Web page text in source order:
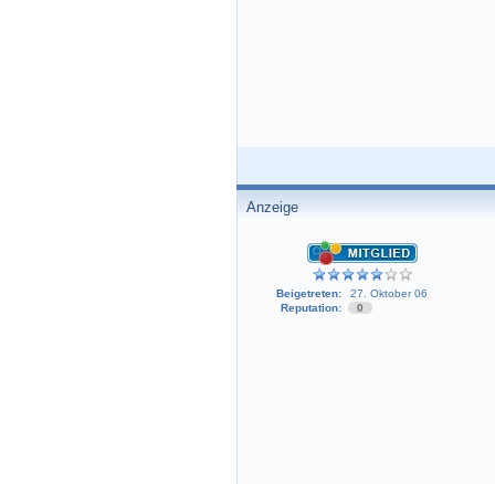
Anzeige
Beigetreten:
27. Oktober 06
Reputation:
0